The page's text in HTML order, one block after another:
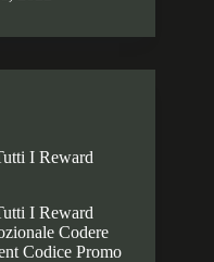
I Reward
I Reward
Codere
Codice Promo